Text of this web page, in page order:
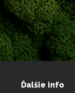
Ďalšie info